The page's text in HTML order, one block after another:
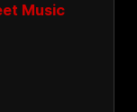
Music